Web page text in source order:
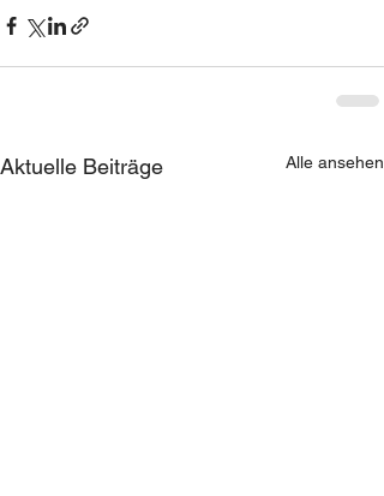
Aktuelle Beiträge Alle ansehen